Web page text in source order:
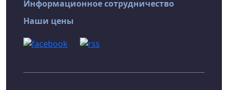
Информационное сотрудничество
Наши цены